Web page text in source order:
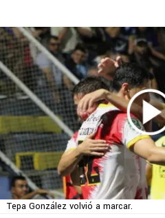
Tepa González volvió a marcar.